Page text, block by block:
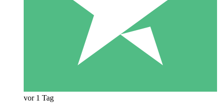
vor 1 Tag